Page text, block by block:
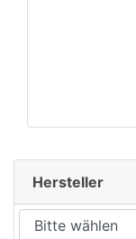
Hersteller